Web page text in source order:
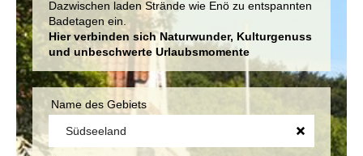
Dazwischen laden Strände wie Enö zu entspannten
Badetagen ein.
Hier verbinden sich Naturwunder, Kulturgenuss
und unbeschwerte Urlaubsmomente
Name des Gebiets